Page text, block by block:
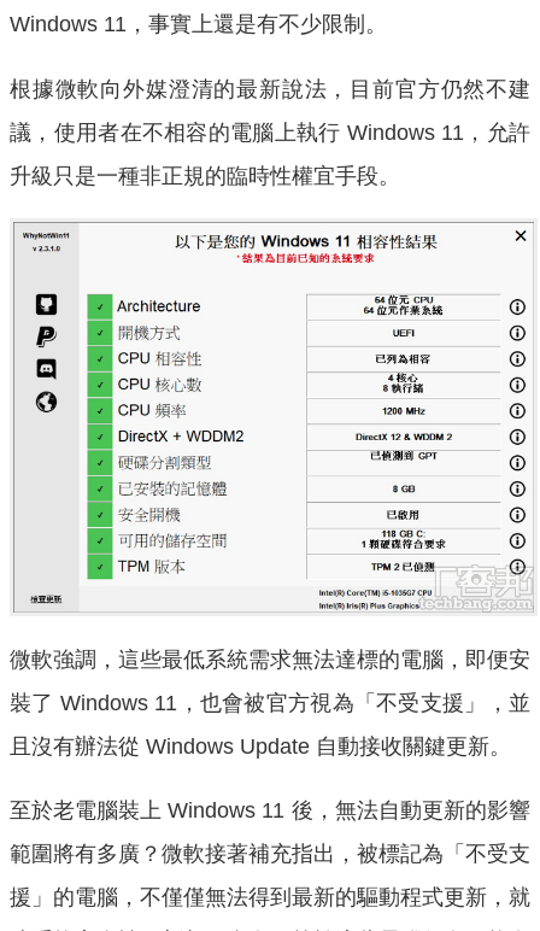
Windows 11，事實上還是有不少限制。
根據微軟向外媒澄清的最新說法，目前官方仍然不建
議，使用者在不相容的電腦上執行 Windows 11，允許
升級只是一種非正規的臨時性權宜手段。
微軟強調，這些最低系統需求無法達標的電腦，即便安
裝了 Windows 11，也會被官方視為「不受支援」，並
且沒有辦法從 Windows Update 自動接收關鍵更新。
至於老電腦裝上 Windows 11 後，無法自動更新的影響
範圍將有多廣？微軟接著補充指出，被標記為「不受支
援」的電腦，不僅僅無法得到最新的驅動程式更新，就